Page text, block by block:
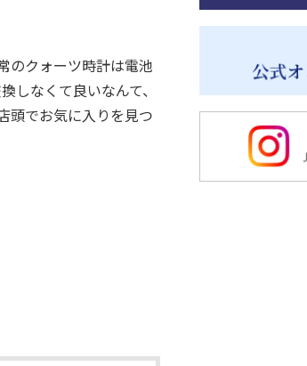
のクォーツ時計は電池
しなくて良いなんて、
頭でお気に入りを見つ